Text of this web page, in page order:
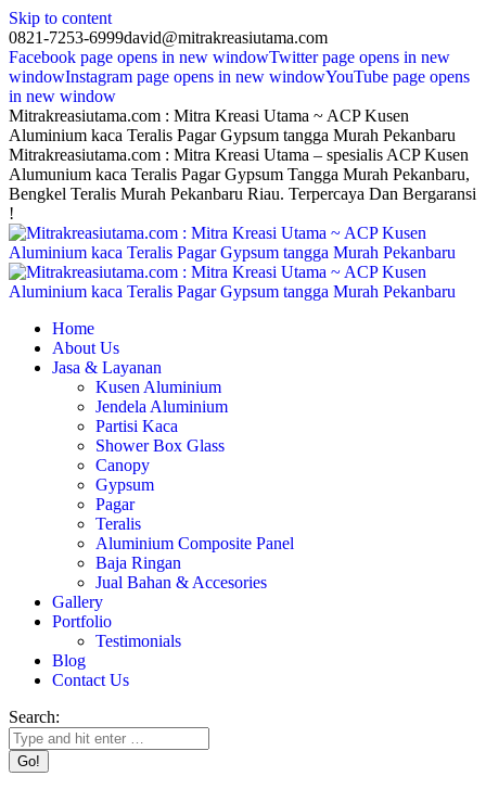
Skip to content
0821-7253-6999david@mitrakreasiutama.com
Facebook page opens in new windowTwitter page opens in new
windowInstagram page opens in new windowYouTube page opens
in new window
Mitrakreasiutama.com : Mitra Kreasi Utama ~ ACP Kusen
Aluminium kaca Teralis Pagar Gypsum tangga Murah Pekanbaru
Mitrakreasiutama.com : Mitra Kreasi Utama – spesialis ACP Kusen
Alumunium kaca Teralis Pagar Gypsum Tangga Murah Pekanbaru,
Bengkel Teralis Murah Pekanbaru Riau. Terpercaya Dan Bergaransi
!
Home
About Us
Jasa & Layanan
Kusen Aluminium
Jendela Aluminium
Partisi Kaca
Shower Box Glass
Canopy
Gypsum
Pagar
Teralis
Aluminium Composite Panel
Baja Ringan
Jual Bahan & Accesories
Gallery
Portfolio
Testimonials
Blog
Contact Us
Search: